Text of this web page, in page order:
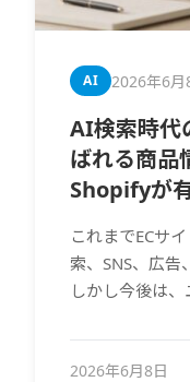
AI 2026年6月
AI検索時代
ばれる商品
Shopifyが
これまでECサ
索、SNS、広告
しかし今後は
2026年6月8日